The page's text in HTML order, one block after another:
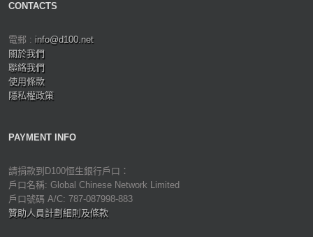
CONTACTS
電郵 : info@d100.net
關於我們
聯絡我們
使用條款
隱私權政策
PAYMENT INFO
請捐款到D100恒生銀行戶口：
戶口名稱: Global Chinese Network Limited
戶口號碼 A/C: 787-087998-883
贊助人員計劃細則及條款